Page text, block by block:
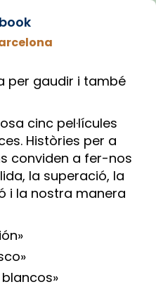
per gaudir i també
cinc pel·lícules
Històries per a
conviden a fer-nos
la superació, la
i la nostra manera